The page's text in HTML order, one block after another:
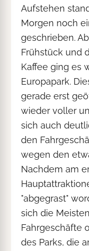
Aufstehen
Morgen noch
geschrieben.
Frühstück und
Kaffee ging es
Europapark.
gerade erst
wieder voller
sich auch
den
wegen den
Nachdem am
"abgegrast"
sich die
Fahrgeschäfte
des Parks, die